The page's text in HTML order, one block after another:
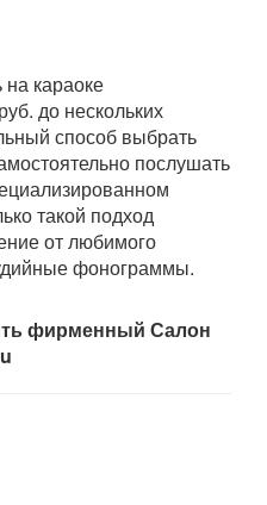
караоке
до нескольких
способ выбрать
послушать
такой подход
от любимого
фонограммы.
фирменный Салон